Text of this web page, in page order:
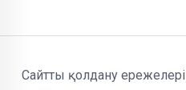
Сайтты қолдану ережелері